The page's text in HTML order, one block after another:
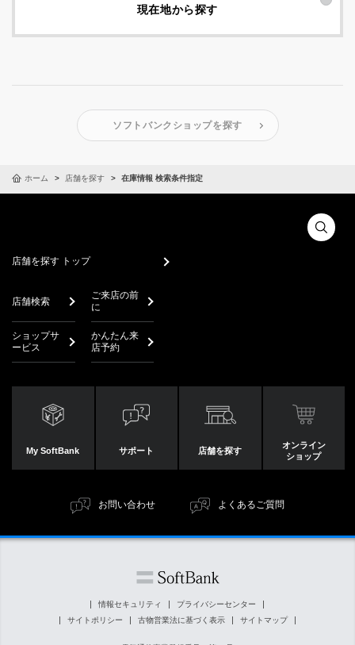
現在地から探す
ソフトバンクショップを探す
ホーム 店舗を探す 在庫情報 検索条件指定
店舗を探す トップ
店舗検索
ご来店の前
に
ショップサ
ービス
かんたん来
店予約
My SoftBank サポート 店舗を探す
オンライン
ショップ
お問い合わせ よくあるご質問
情報セキュリティ
プライバシーセンター
サイトポリシー
古物営業法に基づく表示 サイトマップ